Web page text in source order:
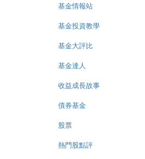
基金情報站
基金投資教學
基金大評比
基金達人
收益成長故事
債券基金
股票
熱門股點評